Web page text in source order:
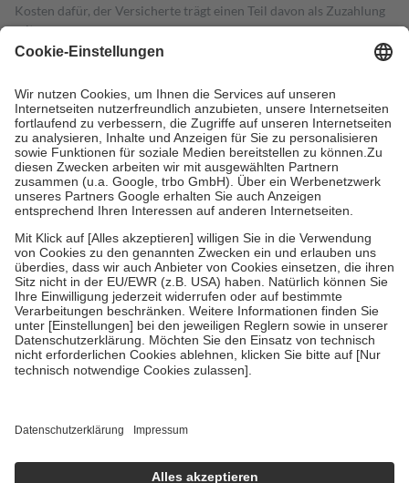
Kosten dafür, der Versicherte trägt einen Teil davon als Zuzahlung
mit.
Grundsätzlich leisten Mitglieder Zuzahlungen in Höhe von zehn
höchstens zehn Euro.
Es sind jedoch nie mehr als die tatsächlichen
Kosten der Leistung zu entrichten.
Diese Regeln gelten grundsätzlich auch für Online-Apotheken.
Bei Heilmitteln und häuslicher Krankenpflege beträgt die
Zuzahlung zehn Prozent der Kosten sowie zehn Euro je
Verordnung.
Um das Engagement der Versicherten für ihre eigene Gesundheit zu
stärken und die besondere Stellung der Familie zu unterstützen,
fallenkeine Zuzahlungenan bei:
• Kindern und Jugendlichen bis zum vollendeten 18. Lebensjahr
mit Ausnahme der Fahrkosten
• Untersuchungen zur Vorsorge und Früherkennung, die von der
GKV getragen werden
• empfohlenen Schutzimpfungen
• Harn- und Blutteststreifen
getroffen, um sicherzustellen, dass es sich um echte Bewertungen
https://help.etrusted.com/hc/de/articles/4419944605341